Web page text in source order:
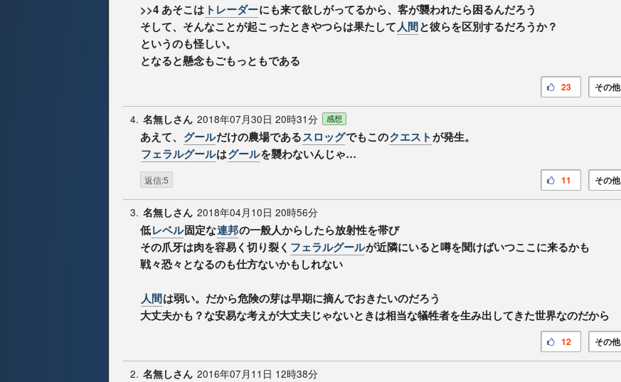
>>4あそこは トレーダーにも来て欲しがってるから、客が襲われたら困るんだろう
そして、そんなことが起こったときやつらは果たして人間と彼らを区別するだろうか？
というのも怪しい。
となると懸念もごもっともである
その他
23
4. 名無しさん 2018年07月30日 20時31分 感想
あえて、 グールだけの農場であるスロッグでもこのクエストが発生。
フェラルグールはグールを襲わないんじゃ…
返信:5 その他
11
3. 名無しさん 2018年04月10日 20時56分
低レベル固定な連邦の一般人からしたら放射性を帯び
その爪牙は肉を容易く切り裂く フェラルグールが近隣にいると噂を聞けばいつここに来るかも
戦々恐々となるのも仕方ないかもしれない
人間は弱い。だから危険の芽は早期に摘んでおきたいのだろう
大丈夫かも？な安易な考えが大丈夫じゃないときは相当な犠牲者を生み出してきた世界なのだから
その他
12
2. 名無しさん 2016年07月11日 12時38分